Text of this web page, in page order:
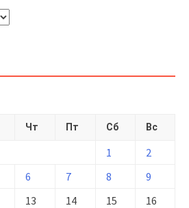
Чт Пт Сб Вс
1
2
6 7 8
9
13 14 15
16